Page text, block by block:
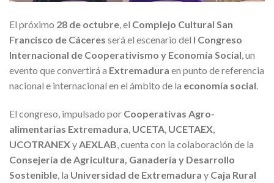
El próximo 28 de octubre, el Complejo Cultural San
Francisco de Cáceres será el escenario del I Congreso
Internacional de Cooperativismo y Economía Social, un
evento que convertirá a Extremadura en punto de referencia
nacional e internacional en el ámbito de la economía social.
El congreso, impulsado por Cooperativas Agro-
alimentarias Extremadura, UCETA, UCETAEX,
UCOTRANEXyAEXLAB, cuenta con la colaboración de la
Consejería de Agricultura, Ganadería y Desarrollo
Sostenible, la Universidad de Extremadura y Caja Rural